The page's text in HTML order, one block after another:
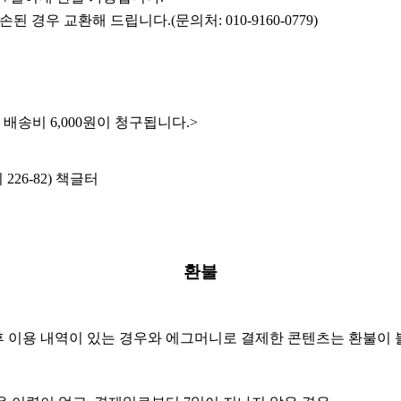
된 경우 교환해 드립니다.(문의처: 010-9160-0779)
송비 6,000원이 청구됩니다.>
82) 책글터
환불
용 내역이 있는 경우와 에그머니로 결제한 콘텐츠는 환불이